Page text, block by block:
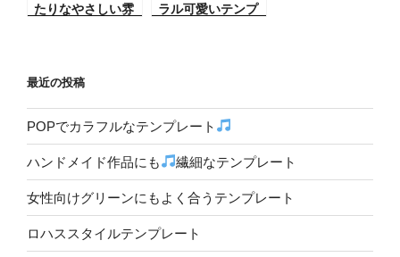
たりなやさしい雰
ラル可愛いテンプ
最近の投稿
POPでカラフルなテンプレート
ハンドメイド作品にも 繊細なテンプレート
女性向けグリーンにもよく合うテンプレート
ロハススタイルテンプレート